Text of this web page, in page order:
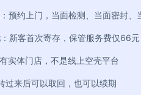
：预约上门，当面检测、当面密封、
：新客首次寄存，保管服务费仅66元
有实体门店，不是线上空壳平台
过来后可以取回，也可以续期